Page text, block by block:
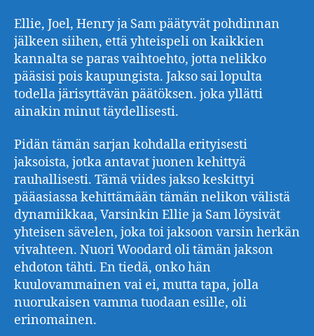
Ellie, Joel, Henry ja Sam päätyvät pohdinnan
jälkeen siihen, että yhteispeli on kaikkien
kannalta se paras vaihtoehto, jotta nelikko
pääsisi pois kaupungista. Jakso sai lopulta
todella järisyttävän päätöksen. joka yllätti
ainakin minut täydellisesti.
Pidän tämän sarjan kohdalla erityisesti
jaksoista, jotka antavat juonen kehittyä
rauhallisesti. Tämä viides jakso keskittyi
pääasiassa kehittämään tämän nelikon välistä
dynamiikkaa, Varsinkin Ellie ja Sam löysivät
yhteisen sävelen, joka toi jaksoon varsin herkän
vivahteen. Nuori Woodard oli tämän jakson
ehdoton tähti. En tiedä, onko hän
kuulovammainen vai ei, mutta tapa, jolla
nuorukaisen vamma tuodaan esille, oli
erinomainen.